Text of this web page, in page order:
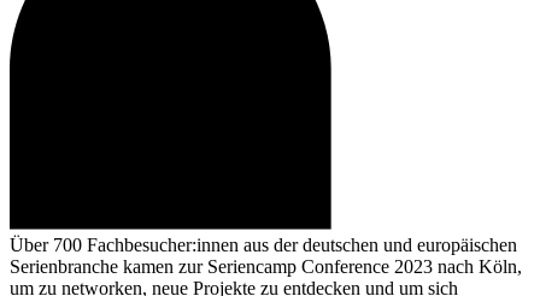
Über 700 Fachbesucher:innen aus der deutschen und europäischen
Serienbranche kamen zur Seriencamp Conference 2023 nach Köln,
um zu networken, neue Projekte zu entdecken und um sich